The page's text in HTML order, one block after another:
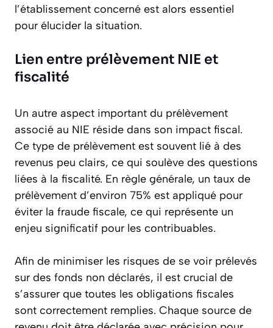
l’établissement concerné est alors essentiel
pour élucider la situation.
Lien entre prélèvement NIE et
fiscalité
Un autre aspect important du prélèvement
associé au NIE réside dans son impact fiscal.
Ce type de prélèvement est souvent lié à des
revenus peu clairs, ce qui soulève des questions
liées à la fiscalité. En règle générale, un taux de
prélèvement d’environ 75% est appliqué pour
éviter la fraude fiscale, ce qui représente un
enjeu significatif pour les contribuables.
Afin de minimiser les risques de se voir prélevés
sur des fonds non déclarés, il est crucial de
s’assurer que toutes les obligations fiscales
sont correctement remplies. Chaque source de